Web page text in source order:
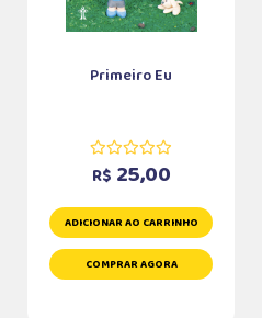
Primeiro Eu
R$ 25,00
ADICIONAR AO CARRINHO
COMPRAR AGORA